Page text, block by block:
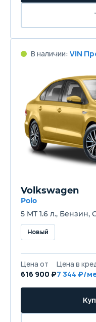
В наличии: VIN
Volkswagen
Polo
5 MT 1.6 л., Бензин,
Новый
Цена от
616 900 ₽
Цена в
7 344 ₽/